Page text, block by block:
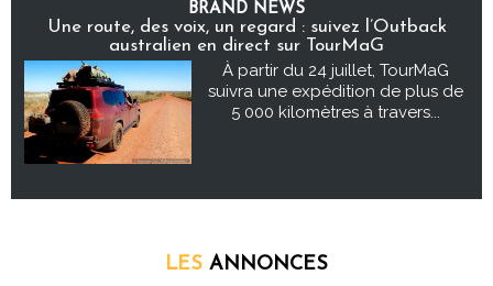
BRAND NEWS
Une route, des voix, un regard : suivez l’Outback
australien en direct sur TourMaG
À partir du 24 juillet, TourMaG
suivra une expédition de plus de
5 000 kilomètres à travers...
LES ANNONCES